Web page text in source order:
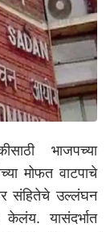
भाजपच्या
मोफत वाटपाचे
संहितेचे उल्लंघन
यासंदर्भात